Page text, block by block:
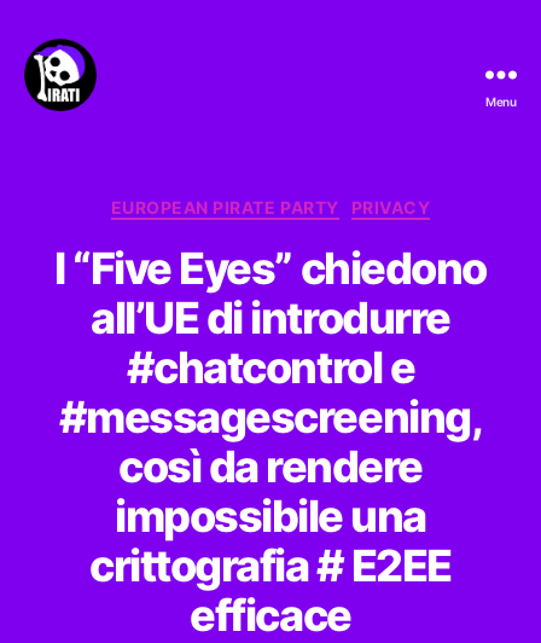
Menu
Categorie
EUROPEAN PIRATE PARTY PRIVACY
I “Five Eyes” chiedono
all’UE di introdurre
#chatcontrol e
#messagescreening,
così da rendere
impossibile una
crittografia # E2EE
efficace